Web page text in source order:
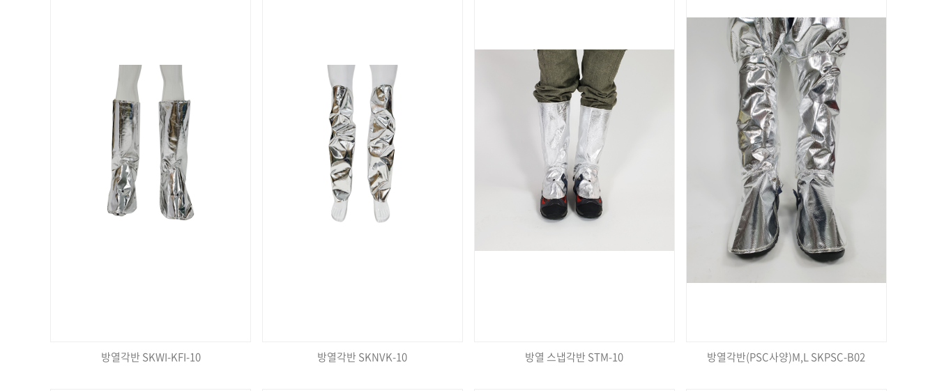
방열각반 SKWI-KFI-10 방열각반 SKNVK-10 방열 스냅각반 STM-10 방열각반(PSC사양)M,L SKPSC-B02